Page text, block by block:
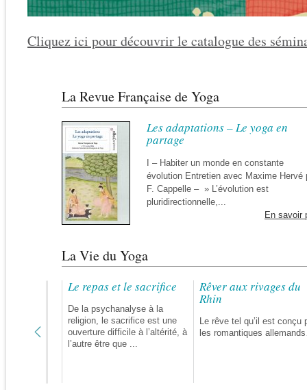
Cliquez ici pour découvrir le catalogue des
La Revue Française de Yoga
Les adaptations – Le yoga en
partage
I – Habiter un monde en constante
évolution Entretien avec Maxime Hervé
F. Cappelle – » L’évolution est
pluridirectionnelle,...
En savoir
La Vie du Yoga
Le repas et le sacrifice
De la psychanalyse à la
religion, le sacrifice est une
ouverture difficile à l’altérité, à
l’autre être que ...
Rêver aux rivages du
Rhin
Le rêve tel qu’il est conçu
les romantiques